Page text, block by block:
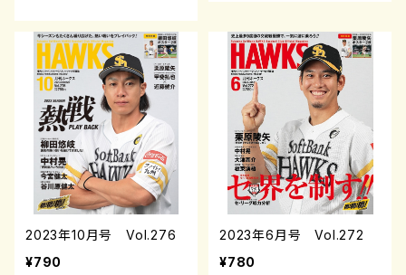
2023年10月号 Vol.276
¥790
2023年6月号 Vol.272
¥780